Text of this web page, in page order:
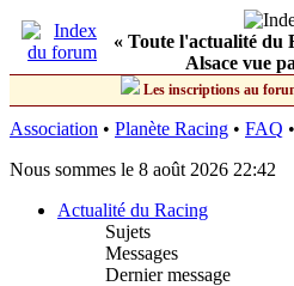
« Toute l'actualité du
Alsace vue
Les inscriptions au
Association • Planète Racing • FAQ •
Nous sommes le 8 août 2026 22:42
Actualité du Racing
Sujets
Messages
Dernier message